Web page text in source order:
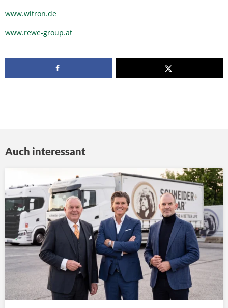
www.witron.de
www.rewe-group.at
Auch interessant